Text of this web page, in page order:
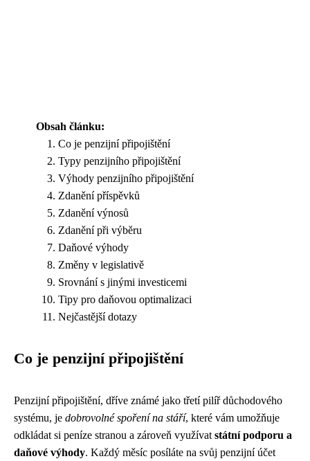
Obsah článku:
Co je penzijní připojištění
Typy penzijního připojištění
Výhody penzijního připojištění
Zdanění příspěvků
Zdanění výnosů
Zdanění při výběru
Daňové výhody
Změny v legislativě
Srovnání s jinými investicemi
Tipy pro daňovou optimalizaci
Nejčastější dotazy
Co je penzijní připojištění
Penzijní připojištění, dříve známé jako třetí pilíř důchodového
systému, je dobrovolné spoření na stáří, které vám umožňuje
odkládat si peníze stranou a zároveň využívat státní podporu a
daňové výhody. Každý měsíc posíláte na svůj penzijní účet